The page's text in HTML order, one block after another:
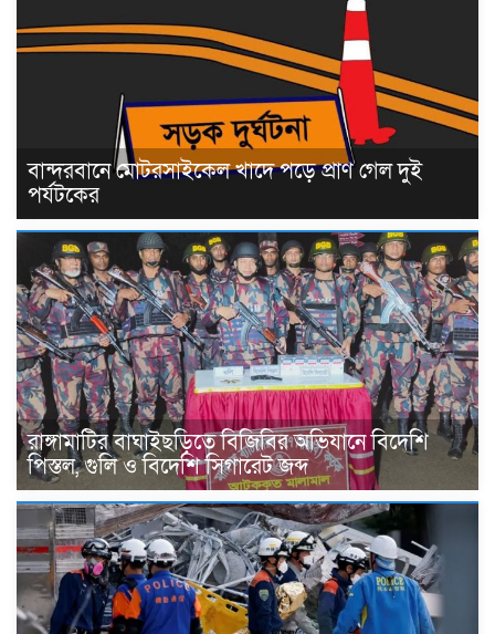
বান্দরবানে মোটরসাইকেল খাদে পড়ে প্রাণ গেল দুই
পর্যটকের
রাঙ্গামাটির বাঘাইছড়িতে বিজিবির অভিযানে বিদেশি
পিস্তল, গুলি ও বিদেশি সিগারেট জব্দ